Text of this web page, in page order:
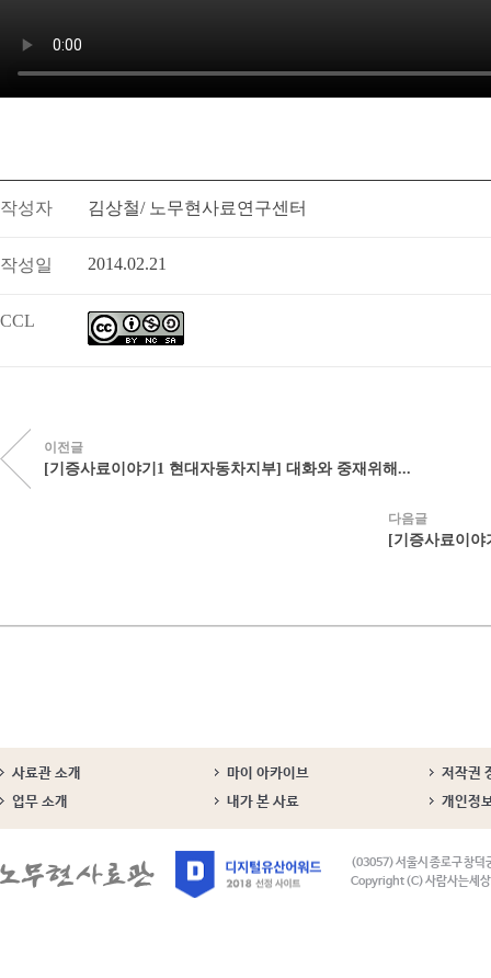
작성자 김상철/ 노무현사료연구센터
작성일 2014.02.21
CCL
이전글
[기증사료이야기1 현대자동차지부] 대화와 중재위해...
다음글
[기증사료이야
사료관 소개 마이 아카이브
저작권
업무 소개
내가 본 사료 개인정
(03057) 서울시 종로구 창덕
Copyright (C) 사람사는세